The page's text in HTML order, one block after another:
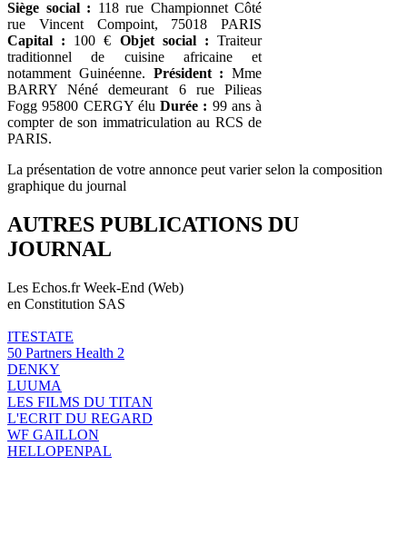
Siège social : 118 rue Championnet Côté
rue Vincent Compoint, 75018 PARIS
Capital : 100 € Objet social : Traiteur
traditionnel de cuisine africaine et
notamment Guinéenne. Président : Mme
BARRY Néné demeurant 6 rue Pilieas
Fogg 95800 CERGY élu Durée : 99 ans à
compter de son immatriculation au RCS de
PARIS.
La présentation de votre annonce peut varier selon la composition
graphique du journal
AUTRES PUBLICATIONS DU
JOURNAL
Les Echos.fr Week-End (Web)
en Constitution SAS
ITESTATE
50 Partners Health 2
DENKY
LUUMA
LES FILMS DU TITAN
L'ECRIT DU REGARD
WF GAILLON
HELLOPENPAL